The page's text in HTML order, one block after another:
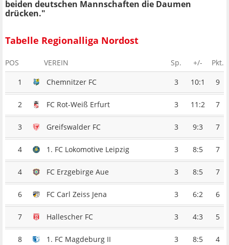
beiden deutschen Mannschaften die Daumen
drücken."
Tabelle Regionalliga Nordost
POS VEREIN Sp. +/-
Pkt.
1
Chemnitzer FC 3 10:1 9
2 FC Rot-Weiß Erfurt 3 11:2 7
3 Greifswalder FC 3 9:3 7
4 1. FC Lokomotive Leipzig 3 8:5 7
4 FC Erzgebirge Aue 3 8:5 7
6 FC Carl Zeiss Jena 3 6:2 6
7 Hallescher FC 3 4:3 5
8 1. FC Magdeburg II 3 8:5 4